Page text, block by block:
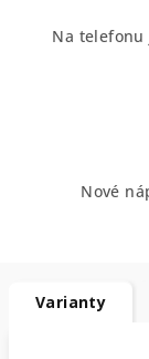
Na telefonu
Nové
Varianty